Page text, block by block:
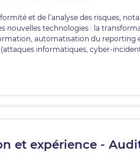
et de l’analyse des risques,
nouvelles technologies : la
automatisation du
informatiques, cyber-
et expérience -